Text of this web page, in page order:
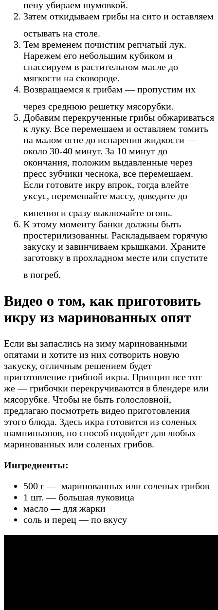
пену убираем шумовкой.
Затем откидываем грибы на сито и оставляем
остывать на столе.
Тем временем почистим репчатый лук.
Нарежем его небольшим кубиком и
спассируем в растительном масле до
мягкости на сковороде.
Возвращаемся к грибам — пропустим их
через среднюю решетку мясорубки.
Добавим перекрученные грибы обжариваться
к луку. Все перемешаем и оставляем томить
на малом огне до испарения жидкости —
около 30-40 минут. За 10 минут до
окончания, положим выдавленные через
пресс зубчики чеснока, все перемешаем.
Если готовите икру впрок, тогда влейте
уксус, перемешайте массу, доведите до
кипения и сразу выключайте огонь.
К этому моменту банки должны быть
простерилизованны. Раскладываем горячую
закуску и завинчиваем крышками. Храните
заготовку в прохладном месте или спустите
в погреб.
Видео о том, как приготовить
икру из маринованных опят
Если вы запаслись на зиму маринованными
опятами и хотите из них сотворить новую
закуску, отличным решением будет
приготовление грибной икры. Принцип все тот
же — грибочки перекручиваются в блендере или
мясорубке. Чтобы не быть голословной,
предлагаю посмотреть видео приготовления
этого блюда. Здесь икра готовится из соленых
шампиньонов, но способ подойдет для любых
маринованных или соленых грибов.
Ингредиенты:
500 г — маринованных или соленых грибов
1 шт. — большая луковица
масло — для жарки
соль и перец — по вкусу